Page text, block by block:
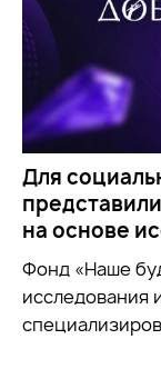
Для
на основе
Фонд «Наше
исследования